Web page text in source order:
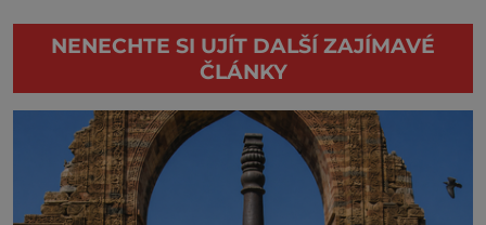
NENECHTE SI UJÍT DALŠÍ ZAJÍMAVÉ
ČLÁNKY